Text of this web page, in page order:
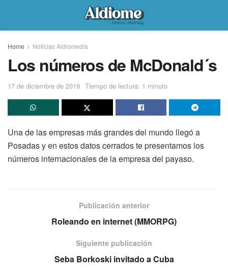
Home Noticias Aldiomedía
Los números de McDonald´s
17 de diciembre de 2019 Tiempo de lectura: 1 minuto
Una de las empresas más grandes del mundo llegó a
Posadas y en estos datos cerrados te presentamos los
números internacionales de la empresa del payaso.
Publicación anterior
Roleando en internet (MMORPG)
Siguiente publicación
Seba Borkoski invitado a Cuba